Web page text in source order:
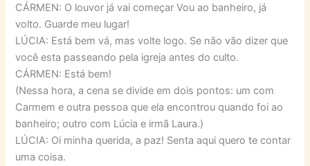
CÁRMEN: O louvor já vai começar Vou ao banheiro, já
volto. Guarde meu lugar!
LÚCIA: Está bem vá, mas volte logo. Se não vão dizer que
você esta passeando pela igreja antes do culto.
CÁRMEN: Está bem!
(Nessa hora, a cena se divide em dois pontos: um com
Carmem e outra pessoa que ela encontrou quando foi ao
banheiro; outro com Lúcia e irmã Laura.)
LÚCIA: Oi minha querida, a paz! Senta aqui quero te contar
uma coisa.